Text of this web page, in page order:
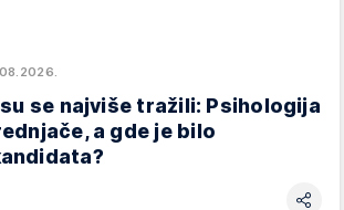
se najviše tražili: Psihologija
a gde je bilo